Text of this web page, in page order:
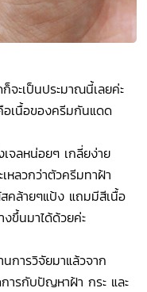
จะเป็นประมาณนี้เลยค่ะ
เนื้อของครีมกันแดด
จลหน่อยๆ เกลี่ยง่าย
หลวกว่าตัวครีมทาฝ้า
คล้ายๆแป้ง แถมมีสีเนื้อ
ขึ้นมาได้ด้วยค่ะ
การวิจัยมาแล้วจาก
ารกับปัญหาฝ้า กระ และ